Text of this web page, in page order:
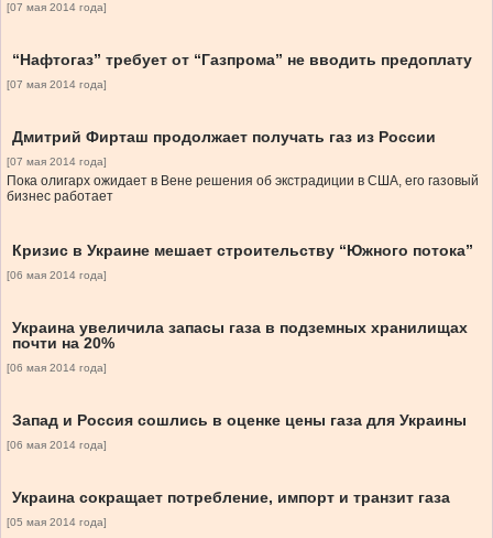
[07 мая 2014 года]
“Нафтогаз” требует от “Газпрома” не вводить предоплату
[07 мая 2014 года]
Дмитрий Фирташ продолжает получать газ из России
[07 мая 2014 года]
Пока олигарх ожидает в Вене решения об экстрадиции в США, его газовый
бизнес работает
Кризис в Украине мешает строительству “Южного потока”
[06 мая 2014 года]
Украина увеличила запасы газа в подземных хранилищах
почти на 20%
[06 мая 2014 года]
Запад и Россия сошлись в оценке цены газа для Украины
[06 мая 2014 года]
Украина сокращает потребление, импорт и транзит газа
[05 мая 2014 года]